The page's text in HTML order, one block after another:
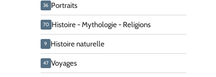
36 Portraits
70 Histoire - Mythologie - Religions
9 Histoire naturelle
47 Voyages